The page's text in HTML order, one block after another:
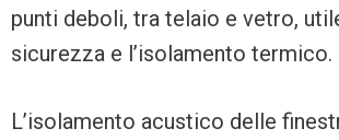
punti deboli, tra telaio e vetro,
sicurezza e l’isolamento termico.
L’isolamento acustico delle